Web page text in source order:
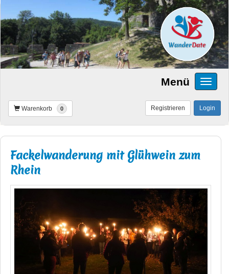
Menü
Warenkorb 0 Login
Registrieren
Fackelwanderung mit Glühwein zum
Rhein